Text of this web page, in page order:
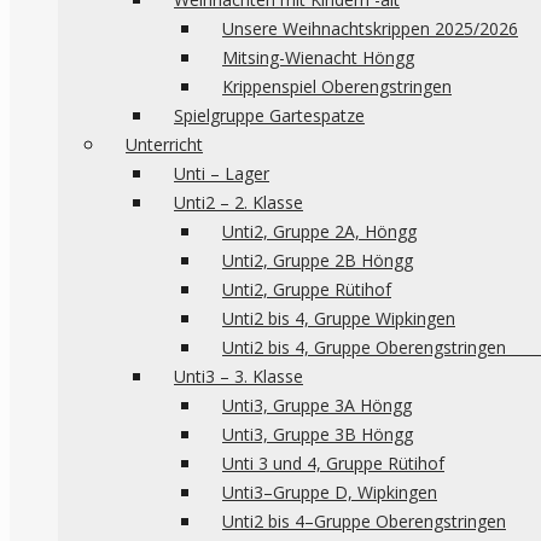
Unsere Weihnachtskrippen 2025/2026
Mitsing-Wienacht Höngg
Krippenspiel Oberengstringen
Spielgruppe Gartespatze
Unterricht
Unti – Lager
Unti2 – 2. Klasse
Unti2, Gruppe 2A, Höngg
Unti2, Gruppe 2B Höngg
Unti2, Gruppe Rütihof
Unti2 bis 4, Gruppe Wipkingen
Unti2 bis 4, Gruppe
Unti3 – 3. Klasse
Unti3, Gruppe 3A Höngg
Unti3, Gruppe 3B Höngg
Unti 3 und 4, Gruppe Rütihof
Unti3–Gruppe D, Wipkingen
Unti2 bis 4–Gruppe Oberengstringen